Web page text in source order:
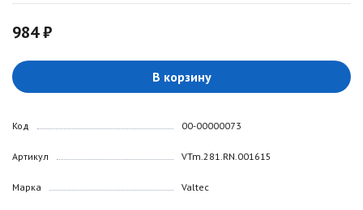
984 ₽
В корзину
Код
Артикул
Марка
00-00000073
VTm.281.RN.001615
Valtec